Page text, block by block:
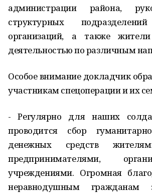
администрации района,
структурных
организаций, а также
деятельностью по различным
Особое внимание докладчик
участникам спецоперации и их
- Регулярно для наших
проводится сбор
денежных средств
предпринимателями,
учреждениями. Огромная
неравнодушным гражданам